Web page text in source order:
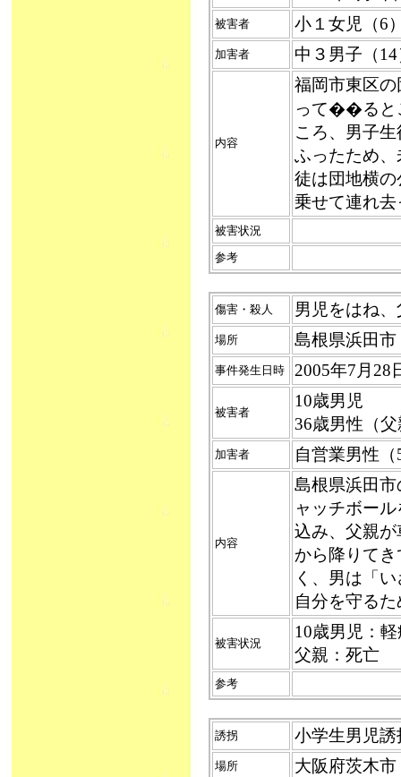
被害者 小１女児（6
加害者 中３男子（
内容
福岡市東区
って��ると
ころ、男子
ふったため
徒は団地横
乗せて連れ
被害状況
参考
傷害・殺人 男児をはね
場所 島根県浜田市
事件発生日時 2005年7月
被害者
10歳男児
36歳男性（
加害者 自営業男性
内容
島根県浜田
ャッチボー
込み、父親
から降りて
く、男は「
自分を守る
被害状況
10歳男児：軽
父親：死亡
参考
誘拐 小学生男児誘
場所 大阪府茨木市